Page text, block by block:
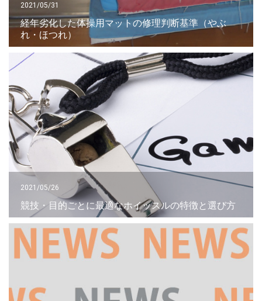
2021/05/31
経年劣化した体操用マットの修理判断基準（やぶ
れ・ほつれ）
2021/05/26
競技・目的ごとに最適なホイッスルの特徴と選び方